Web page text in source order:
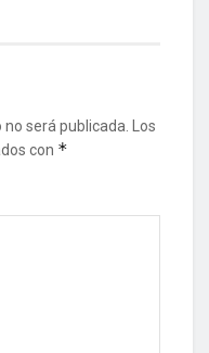
será publicada.
Los
con *